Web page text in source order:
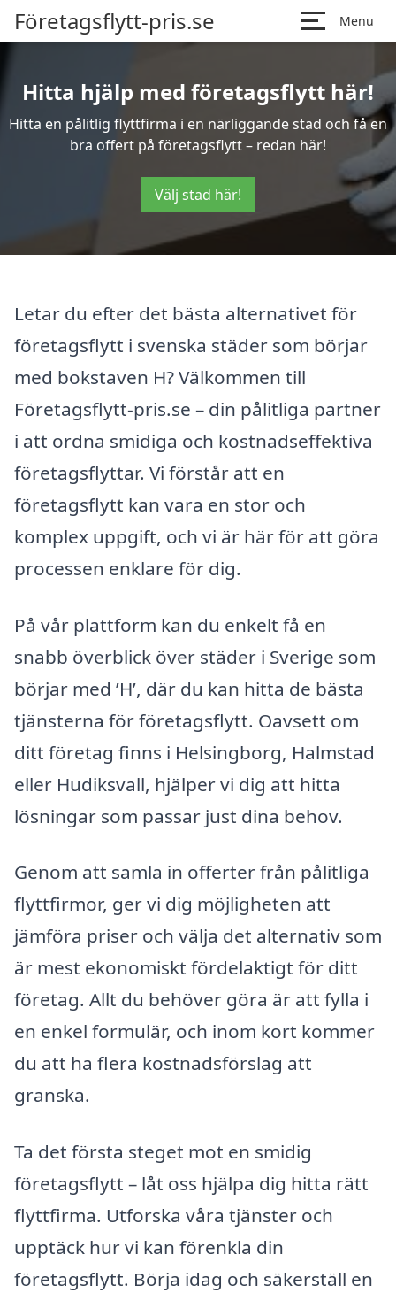
Företagsflytt-pris.se Menu
Hitta hjälp med företagsflytt här!
Hitta en pålitlig flyttfirma i en närliggande stad och få en
bra offert på företagsflytt – redan här!
Välj stad här!
Letar du efter det bästa alternativet för
företagsflytt i svenska städer som börjar
med bokstaven H? Välkommen till
Företagsflytt-pris.se – din pålitliga partner
i att ordna smidiga och kostnadseffektiva
företagsflyttar. Vi förstår att en
företagsflytt kan vara en stor och
komplex uppgift, och vi är här för att göra
processen enklare för dig.
På vår plattform kan du enkelt få en
snabb överblick över städer i Sverige som
börjar med ’H’, där du kan hitta de bästa
tjänsterna för företagsflytt. Oavsett om
ditt företag finns i Helsingborg, Halmstad
eller Hudiksvall, hjälper vi dig att hitta
lösningar som passar just dina behov.
Genom att samla in offerter från pålitliga
flyttfirmor, ger vi dig möjligheten att
jämföra priser och välja det alternativ som
är mest ekonomiskt fördelaktigt för ditt
företag. Allt du behöver göra är att fylla i
en enkel formulär, och inom kort kommer
du att ha flera kostnadsförslag att
granska.
Ta det första steget mot en smidig
företagsflytt – låt oss hjälpa dig hitta rätt
flyttfirma. Utforska våra tjänster och
upptäck hur vi kan förenkla din
företagsflytt. Börja idag och säkerställ en